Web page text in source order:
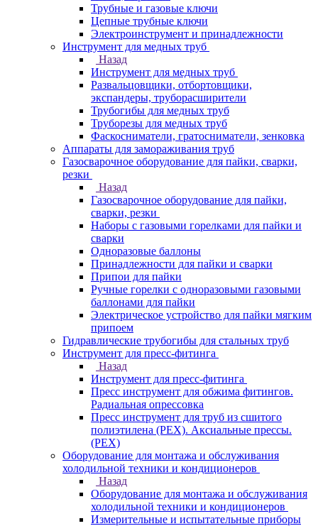
Трубные и газовые ключи
Цепные трубные ключи
Электроинструмент и принадлежности
Инструмент для медных труб
Назад
Инструмент для медных труб
Развальцовщики, отбортовщики,
экспандеры, труборасширители
Трубогибы для медных труб
Труборезы для медных труб
Фаскосниматели, гратосниматели, зенковка
Аппараты для замораживания труб
Газосварочное оборудование для пайки, сварки,
резки
Назад
Газосварочное оборудование для пайки,
сварки, резки
Наборы с газовыми горелками для пайки и
сварки
Одноразовые баллоны
Принадлежности для пайки и сварки
Припои для пайки
Ручные горелки с одноразовыми газовыми
баллонами для пайки
Электрическое устройство для пайки мягким
припоем
Гидравлические трубогибы для стальных труб
Инструмент для пресс-фитинга
Назад
Инструмент для пресс-фитинга
Пресс инструмент для обжима фитингов.
Радиальная опрессовка
Пресс инструмент для труб из сшитого
полиэтилена (PEX). Аксиальные прессы.
(PEX)
Оборудование для монтажа и обслуживания
холодильной техники и кондиционеров
Назад
Оборудование для монтажа и обслуживания
холодильной техники и кондиционеров
Измерительные и испытательные приборы